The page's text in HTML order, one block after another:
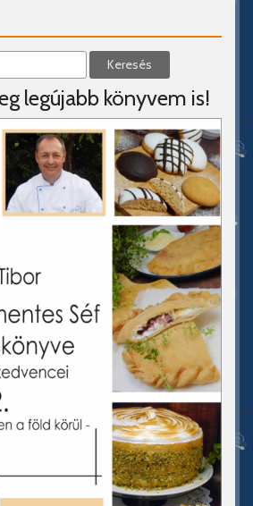
legújabb könyvem is!